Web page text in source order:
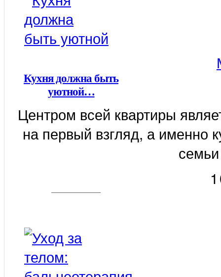
Кухня должна быть
уютной…
Центром всей квартиры
на первый взгляд, а именно